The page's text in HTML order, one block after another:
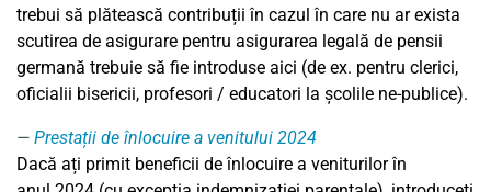
trebui să plătească contribuții în cazul în care nu ar exista
scutirea de asigurare pentru asigurarea legală de pensii
germană trebuie să fie introduse aici (de ex. pentru clerici,
oficialii bisericii, profesori / educatori la școlile ne-publice).
Prestații de înlocuire a venitului 2024
Dacă ați primit beneficii de înlocuire a veniturilor în